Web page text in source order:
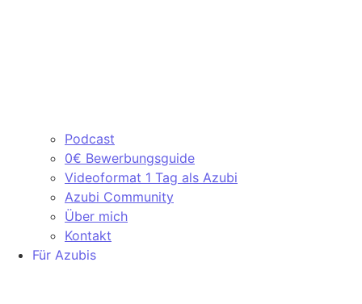
Podcast
0€ Bewerbungsguide
Videoformat 1 Tag als Azubi
Azubi Community
Über mich
Kontakt
Für Azubis